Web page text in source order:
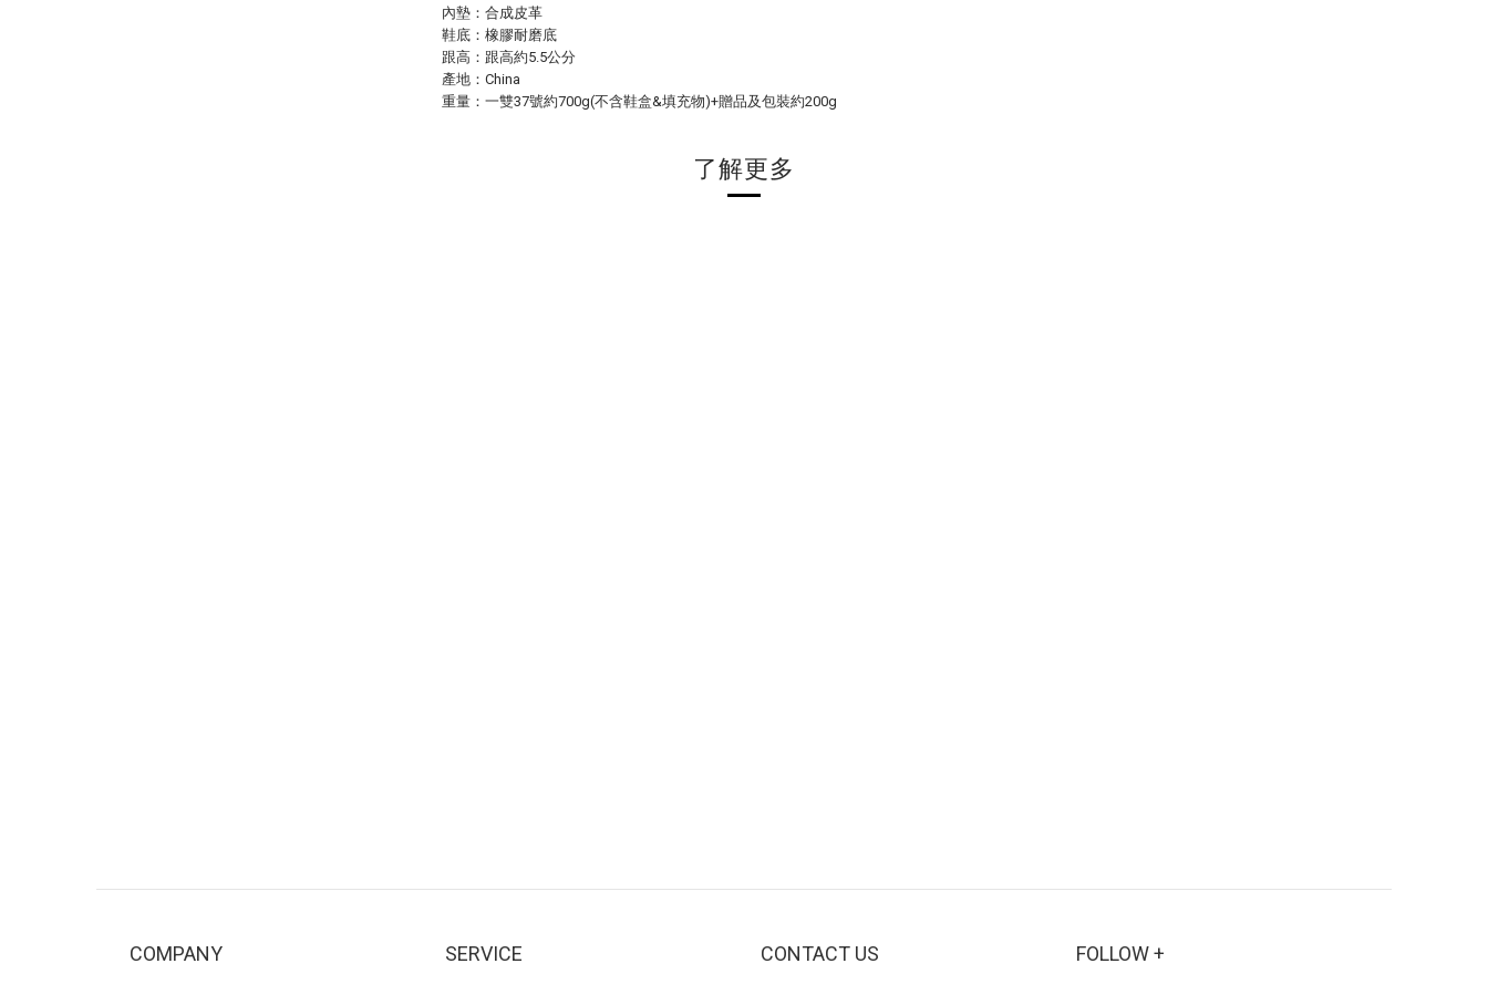
內墊：合成皮革
鞋底：橡膠耐磨底
跟高：跟高約5.5公分
產地：China
重量：一雙37號約700g(不含鞋盒&填充物)+贈品及包裝約200g
了解更多
COMPANY SERVICE CONTACT US FOLLOW +